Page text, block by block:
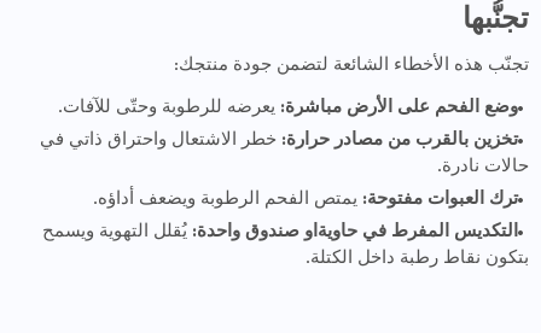
تجنُّبها
تجنّب هذه الأخطاء الشائعة لتضمن جودة منتجك:
وضع الفحم على الأرض مباشرة: يعرضه للرطوبة وحتّى للآفات.
تخزين بالقرب من مصادر حرارة: خطر الاشتعال واحتراق ذاتي في
حالات نادرة.
ترك العبوات مفتوحة: يمتص الفحم الرطوبة ويضعف أداؤه.
التكديس المفرط في حاويةاو صندوق واحدة: يُقلل التهوية ويسمح
بتكون نقاط رطبة داخل الكتلة.